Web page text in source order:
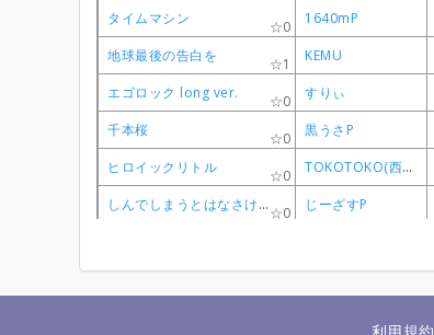
タイムマシン
0 1640mP
地球最後の告白を
1 KEMU
エゴロック long ver.
0 すりぃ
千本桜
0 黒うさP
ヒロイックリトル
0 TOKOTOKO(西沢さんP)
しんでしまうとはなさけない！
0 じーざすP
タイムマシン
0 1640mP
地球最後の告白を
1 KEMU
エゴロック long ver.
0 すりぃ
千本桜
0 黒うさP
ヒロイックリトル
0 TOKOTOKO(西沢さんP)
しんでしまうとはなさけない！
0 じーざすP
タイムマシン
0 1640mP
地球最後の告白を
1 KEMU
エゴロック long ver.
0 すりぃ
千本桜
0 黒うさP
ヒロイックリトル
0 TOKOTOKO(西沢さんP)
しんでしまうとはなさけない！
0 じーざすP
タイムマシン
0 1640mP
地球最後の告白を
1 KEMU
エゴロック long ver.
0 すりぃ
千本桜
0 黒うさP
ヒロイックリトル
0 TOKOTOKO(西沢さんP)
しんでしまうとはなさけない！
0 じーざすP